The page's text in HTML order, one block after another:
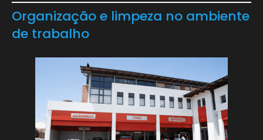
Organização e limpeza no ambiente
de trabalho